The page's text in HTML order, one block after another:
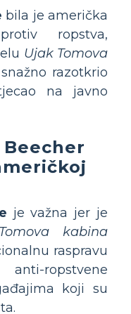
bila je američka
ropstva,
Ujak Tomova
razotkrio
na javno
je važna jer je
kabina
raspravu
ropstvene
koji su